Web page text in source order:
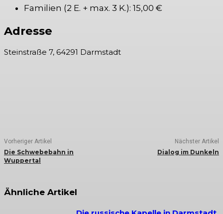
Familien (2 E. + max. 3 K.): 15,00 €
Adresse
Steinstraße 7, 64291 Darmstadt
Vorheriger Artikel
Die Schwebebahn in
Wuppertal
Nächster Artikel
Dialog im Dunkeln
Ähnliche Artikel